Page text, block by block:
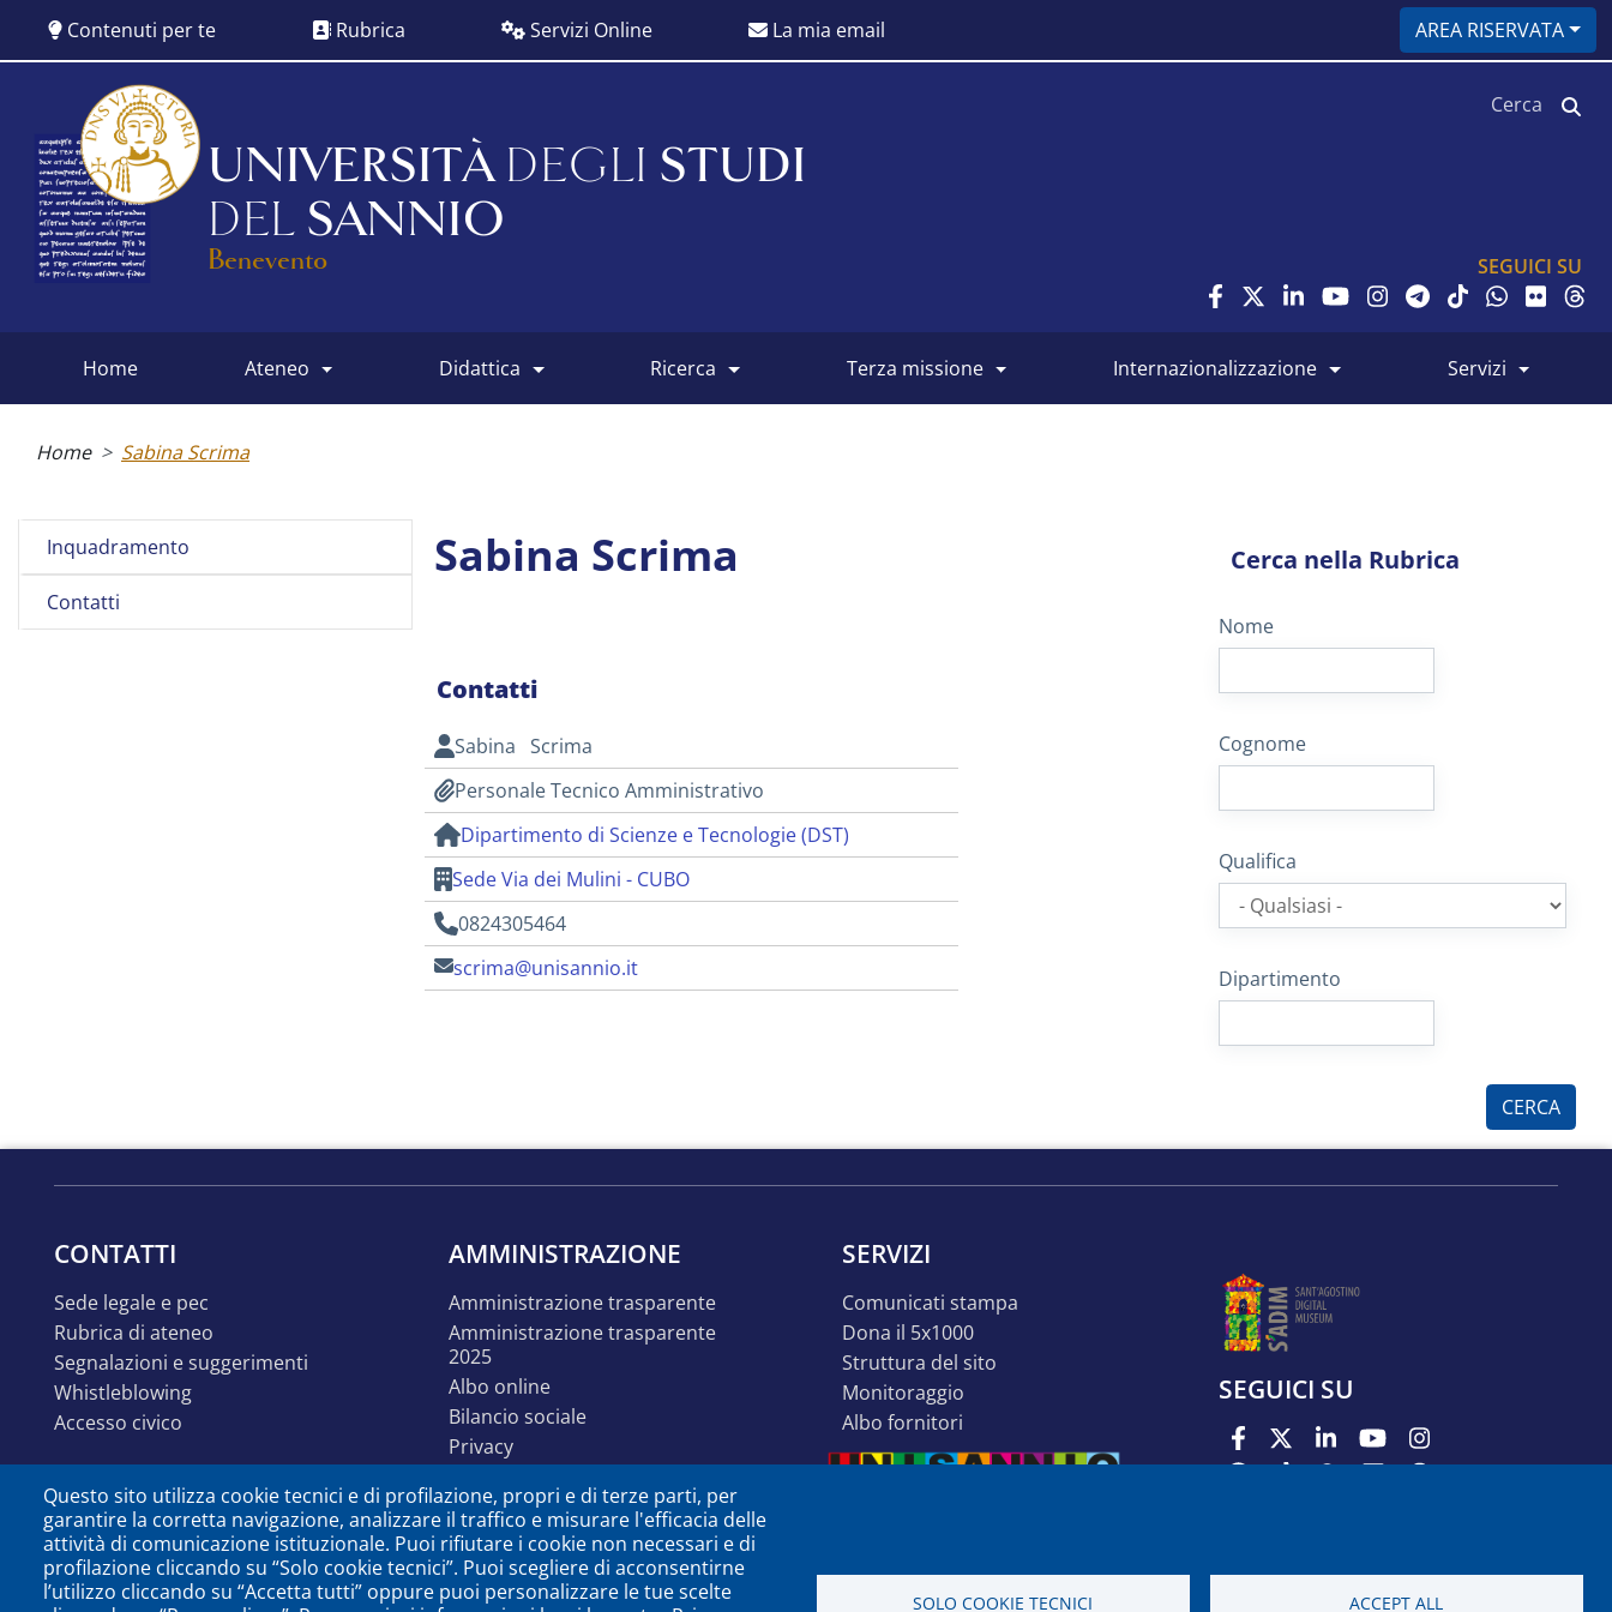
contenuto
Contenuti per te Rubrica Servizi Online La mia email AREA RISERVATA
UNIVERSITÀ DEGLI STUDI
DEL SANNIO
Benevento SEGUICI SU
menu
home ateneo didattica ricerca terza missione internazionalizzazione servizi
Home Sabina Scrima
Inquadramento
Contatti
Sabina Scrima
Contatti
Sabina Scrima
Personale Tecnico Amministrativo
Dipartimento di Scienze e Tecnologie (DST)
Sede Via dei Mulini - CUBO
0824305464
scrima@unisannio.it
Cerca nella Rubrica
Nome
Cognome
Qualifica
Dipartimento
CONTATTI
sede legale e pec
rubrica di ateneo
segnalazioni e suggerimenti
whistleblowing
accesso civico
AMMINISTRAZIONE
amministrazione trasparente
amministrazione trasparente
2025
albo online
bilancio sociale
privacy
accessibilità
disabilità o dsa
identità e linee guida
comunicazione
SERVIZI
comunicati stampa
dona il 5x1000
struttura del sito
monitoraggio
albo fornitori
SEGUICI SU
Questo sito utilizza cookie tecnici e di profilazione, propri e di terze parti, per
garantire la corretta navigazione, analizzare il traffico e misurare l'efficacia delle
attività di comunicazione istituzionale. Puoi rifiutare i cookie non necessari e di
profilazione cliccando su “Solo cookie tecnici”. Puoi scegliere di acconsentirne
l’utilizzo cliccando su “Accetta tutti” oppure puoi personalizzare le tue scelte
SOLO COOKIE TECNICI ACCEPT ALL